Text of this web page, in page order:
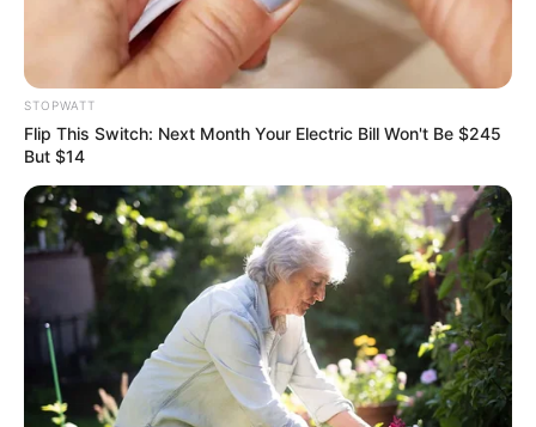
BRAINBERRIES
She Gave Up A Normal Life To Act Like A Horse
BRAINBERRIES
STOPWATT
Flip This Switch: Next Month Your Electric Bill Won't Be $245
But $14